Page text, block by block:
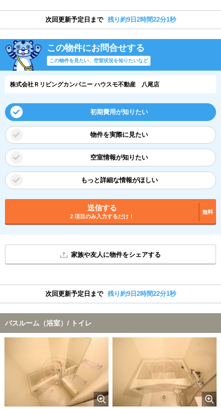
次回更新予定日まで 残り約9日2時間22分0秒
この物件にお問合せする
この物件を見たい、空室状況を知りたいなど
株式会社Ｒリビングカンパニー ハウスモ不動産 八尾店
初期費用が知りたい
物件を実際に見たい
空室情報が知りたい
もっと詳細な情報がほしい
送信する
2 項目のみ入力するだけ！
無料
家族や友人に物件をシェアする
次回更新予定日まで 残り約9日2時間22分0秒
バスルーム（浴室）/ トイレ